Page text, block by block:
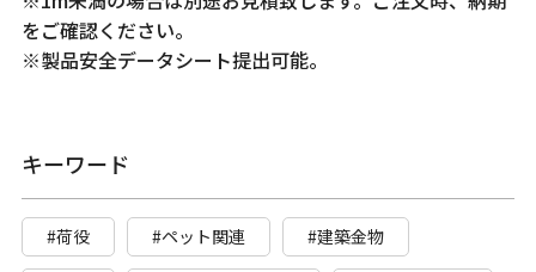
をご確認ください。
※製品安全データシート提出可能。
キーワード
#荷役 #ペット関連 #建築金物